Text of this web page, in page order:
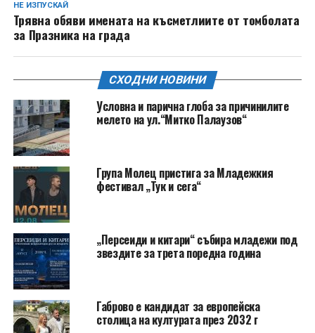
НЕ ИЗПУСКАЙ
Трявна обяви имената на късметлиите от томболата
за Празника на града
СХОДНИ НОВИНИ
Условна и парична глоба за причинилите
мелето на ул.“Митко Палаузов“
Група Молец пристига за Младежкия
фестивал „Тук и сега“
„Персеиди и китари“ събира младежи под
звездите за трета поредна година
Габрово е кандидат за европейска
столица на културата през 2032 г